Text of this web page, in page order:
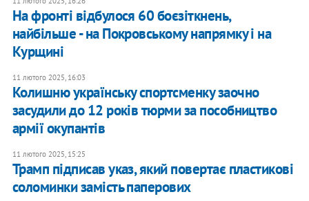
На фронті відбулося 60 боєзіткнень,
найбільше - на Покровському напрямку і на
Курщині
11 лютого 2025, 16:03
Колишню українську спортсменку заочно
засудили до 12 років тюрми за пособництво
армії окупантів
11 лютого 2025, 15:25
​Трамп підписав указ, який повертає пластикові
соломинки замість паперових